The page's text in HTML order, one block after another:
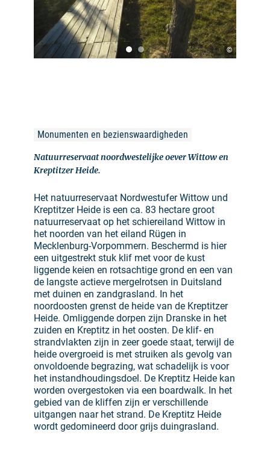
©
Monumenten en bezienswaardigheden
Natuurreservaat noordwestelijke oever Wittow en
Kreptitzer Heide.
Het natuurreservaat Nordwestufer Wittow und
Kreptitzer Heide is een ca. 83 hectare groot
natuurreservaat op het schiereiland Wittow in
het noorden van het eiland Rügen in
Mecklenburg-Vorpommern. Beschermd is hier
een uitgestrekt stuk klif met voor de kust
liggende keien en rotsachtige grond en een van
de langste actieve mergelrotsen in Duitsland
met duinen en zandgrasland. In het
noordoosten grenst de heide van de Kreptitzer
Heide. Omliggende dorpen zijn Dranske in het
zuiden en Kreptitz in het oosten. De klif- en
strandvlakten zijn in zeer goede staat, terwijl de
heide overgroeid is met struiken als gevolg van
onvoldoende begrazing, wat schadelijk is voor
het instandhoudingsdoel. De Kreptitz Heide kan
worden overgestoken via een boardwalk. In het
gebied van de kliffen zijn er verschillende
uitgangen naar het strand. De Kreptitz Heide
wordt gedomineerd door grijs duingrasland.